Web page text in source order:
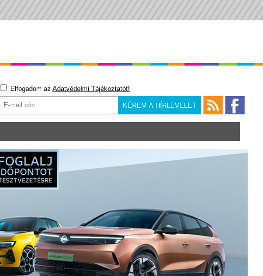
Elfogadom az Adatvédelmi Tájékoztatót!